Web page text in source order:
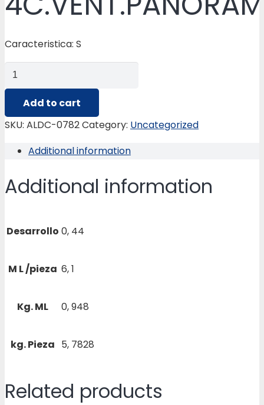
Caracteristica: S
ALDC-
0782
CABEZAL
4C.VENT.PANORAM
Add to cart
SKU: ALDC-0782Category: Uncategorized
Additional information
Additional information
Desarrollo 0, 44
M L /pieza 6, 1
Kg. ML 0, 948
kg. Pieza 5, 7828
Related products